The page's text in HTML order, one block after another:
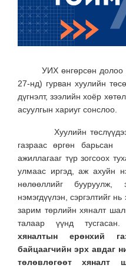
УИХ өнгөрсөн долоо
27-нд) гурван хуулийн
дүгнэлт, зээлийн хоёр
асуулгын хариуг сонслоо.
Хуулийн төслүүдээс
газраас өргөн
ажиллагааг түр зогсоох
улмаас иргэд, аж ахуйн
нөлөөллийг
нэмэгдүүлэн, сэргэлтийг
зарим төрлийн хяналт
талаар үүнд тусгасан.
хяналтын ерөнхий
байцаагчийн эрх авдаг
төлөвлөгөөт хяналт